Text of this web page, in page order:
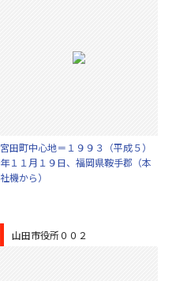
宮田町中心地＝１９９３（平成５）
年１１月１９日、福岡県鞍手郡（本
社機から）
山田市役所００２